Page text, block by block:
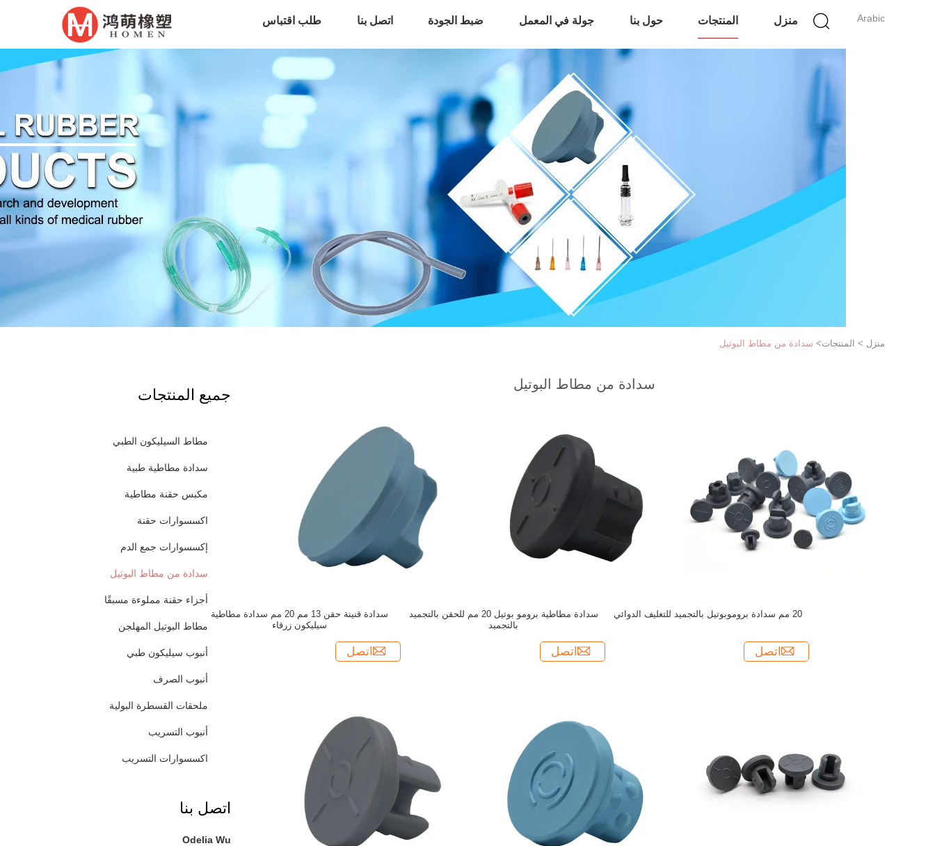
Arabic منزل المنتجات حول بنا جولة في المعمل ضبط الجودة اتصل بنا طلب اقتباس
منزل > المنتجات> سدادة من مطاط البوتيل
جميع المنتجات
مطاط السيليكون الطبي
سدادة مطاطية طبية
مكبس حقنة مطاطية
اكسسوارات حقنة
إكسسوارات جمع الدم
سدادة من مطاط البوتيل
أجزاء حقنة مملوءة مسبقًا
مطاط البوتيل المهلجن
أنبوب سيليكون طبي
أنبوب الصرف
ملحقات القسطرة البولية
أنبوب التسريب
اكسسوارات التسريب
اتصل بنا
Odelia Wu
سدادة من مطاط البوتيل
سدادة قنينة حقن 13 مم 20 مم سدادة مطاطية
سيليكون زرقاء
اتصل
سدادة مطاطية برومو بوتيل 20 مم للحقن بالتجميد
بالتجميد
اتصل
20 مم سدادة بروموبوتيل بالتجميد للتغليف الدوائي
اتصل